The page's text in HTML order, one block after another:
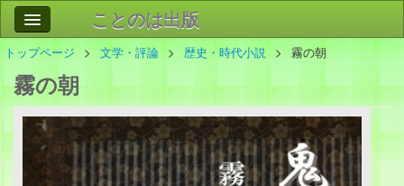
ことのは出版
作品
事業案内
お問い合わせ
検索
トップページ 文学・評論 歴史・時代小説 霧の朝
霧の朝